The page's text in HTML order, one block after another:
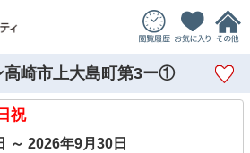
高崎市上大島町第3ー①
祝
～ 2026年9月30日